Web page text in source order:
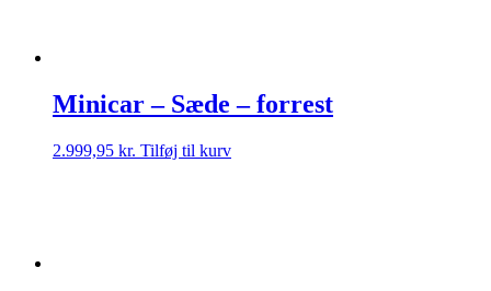
Minicar – Sæde – forrest
2.999,95 kr. Tilføj til kurv